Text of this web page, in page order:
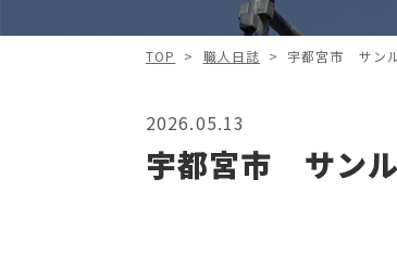
TOP > 職人日誌 > 宇都宮市 サン
2026.05.13
宇都宮市 サン